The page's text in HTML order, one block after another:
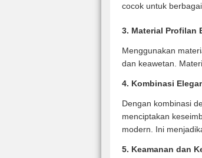
cocok untuk
3. Material Profilan
Menggunakan
dan keawetan.
4. Kombinasi
Dengan kombinasi
menciptakan
modern. Ini
5. Keamanan dan